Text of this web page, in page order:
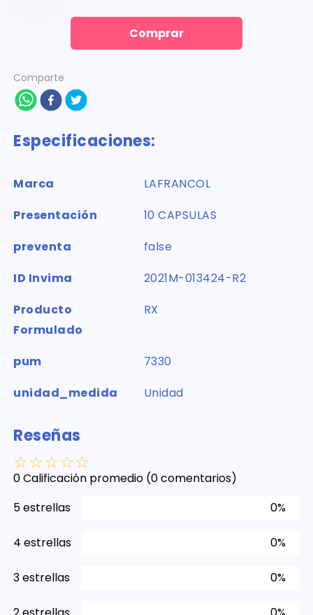
Comprar
Comparte
Especificaciones:
Marca
LAFRANCOL
Presentación
10 CAPSULAS
preventa
false
ID Invima
2021M-013424-R2
Producto
Formulado
RX
pum
7330
unidad_medida
Unidad
Reseñas
☆☆☆☆☆
0 Calificación promedio (0 comentarios)
5 estrellas
0%
4 estrellas 0%
3 estrellas 0%